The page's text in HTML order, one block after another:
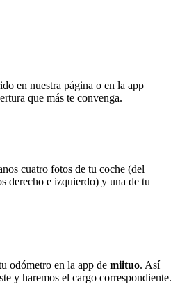
en nuestra página o en la app
que más te convenga.
cuatro fotos de tu coche (del
derecho e izquierdo) y una de tu
odómetro en la app de miituo. Así
y haremos el cargo correspondiente.